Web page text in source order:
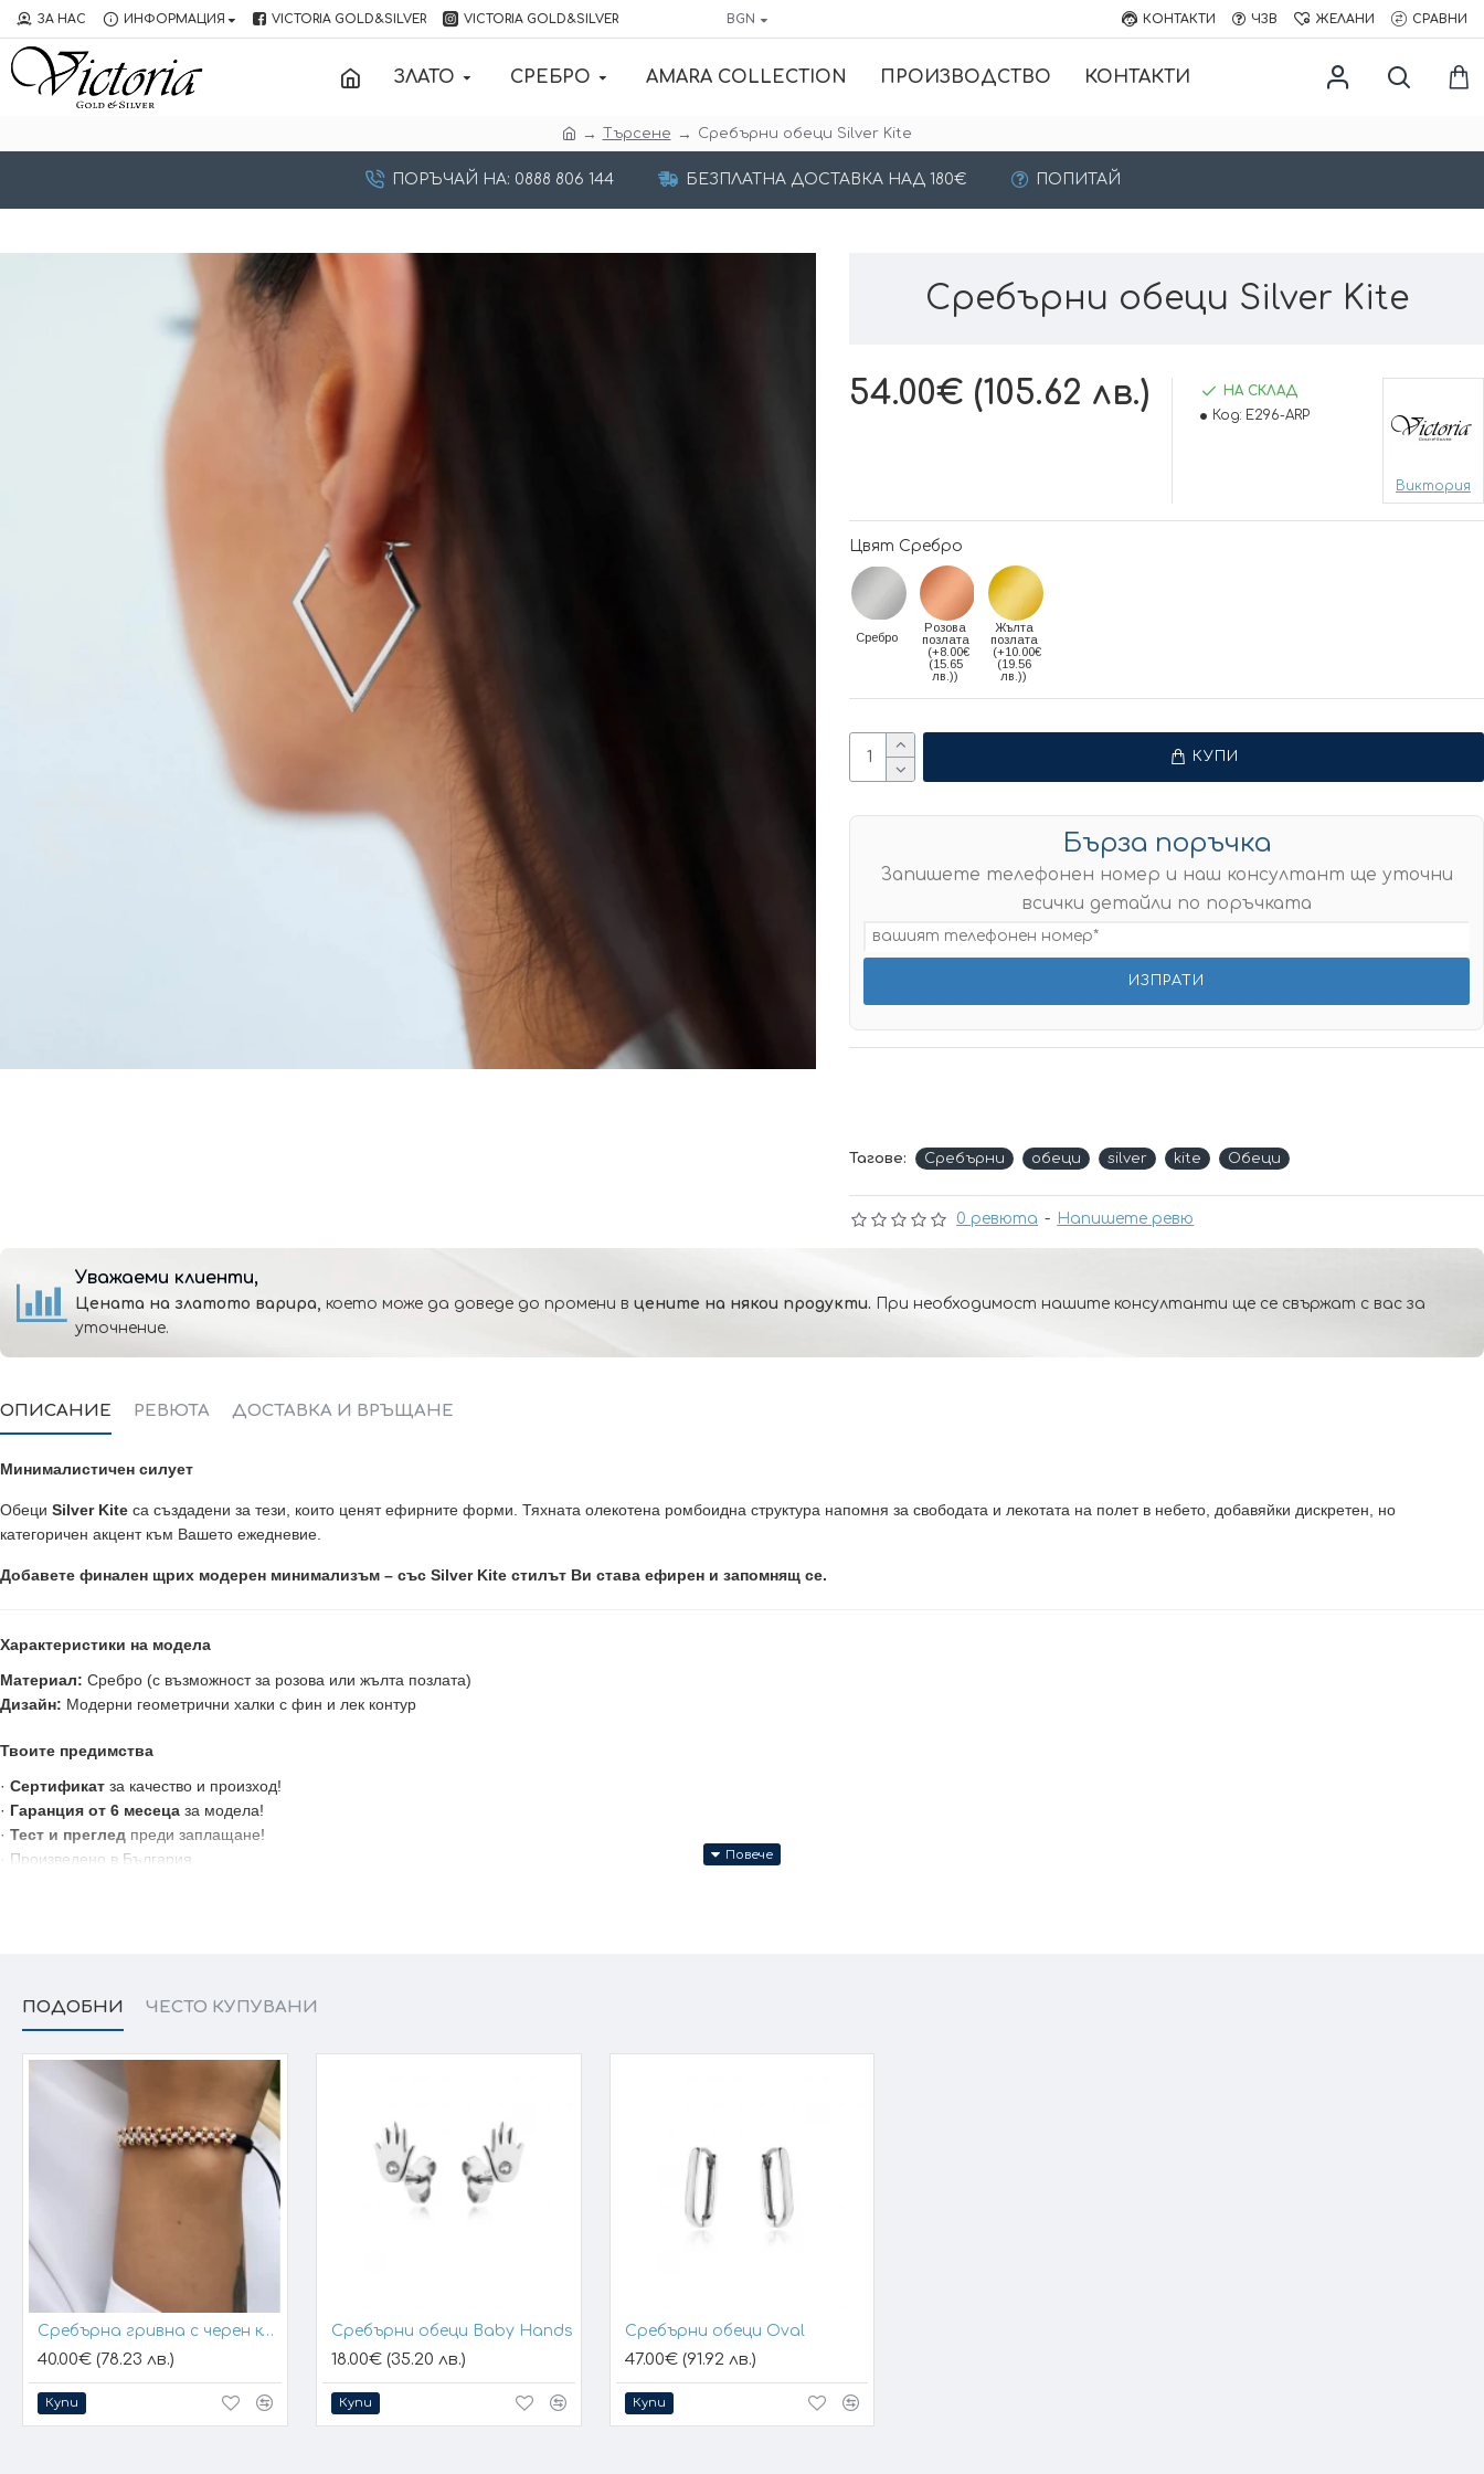
ЗА НАС ИНФОРМАЦИЯ VICTORIA GOLD&SILVER VICTORIA GOLD&SILVER BGN КОНТАКТИ ЧЗВ ЖЕЛАНИ СРАВНИ
ЗЛАТО СРЕБРО AMARA COLLECTION ПРОИЗВОДСТВО КОНТАКТИ
Търсене Сребърни обеци Silver Kite
ПОРЪЧАЙ НА: 0888 806 144 БЕЗПЛАТНА ДОСТАВКА НАД 180€ ПОПИТАЙ
Сребърни обеци Silver Kite
0 ревюта - Напишете ревю
54.00€ (105.62 лв.)
НА СКЛАД
Код: E296-ARP
Виктория
Цвят Сребро
Сребро
Розова
позлата
(+8.00€
(15.65
лв.))
Жълта
позлата
(+10.00€
(19.56
лв.))
КУПИ
Бърза поръчка
Запишете телефонен номер и наш консултант ще уточни
всички детайли по поръчката
Тагове: Сребърни обеци silver kite Обеци
Уважаеми клиенти,
Цената на златото варира, което може да доведе до промени в цените на някои продукти. При необходимост нашите консултанти ще се свържат с вас за
уточнение.
ОПИСАНИЕ РЕВЮТА ДОСТАВКА И ВРЪЩАНЕ
Минималистичен силует
Обеци Silver Kite са създадени за тези, които ценят ефирните форми. Тяхната олекотена ромбоидна структура напомня за свободата и лекотата на полет в небето, добавяйки дискретен, но
категоричен акцент към Вашето ежедневие.
Добавете финален щрих модерен минимализъм – със Silver Kite стилът Ви става ефирен и запомнящ се.
Характеристики на модела
Материал: Сребро (с възможност за розова или жълта позлата)
Дизайн: Модерни геометрични халки с фин и лек контур
Твоите предимства
· Сертификат за качество и произход!
· Гаранция от 6 месеца за модела!
· Тест и преглед преди заплащане!
· Произведено в България
ПОДОБНИ ЧЕСТО КУПУВАНИ
Сребърна гривна с черен конец и позлатени топчета
40.00€ (78.23 лв.)
Купи
Сребърни обеци Baby Hands
18.00€ (35.20 лв.)
Купи
Сребърни обеци Oval
47.00€ (91.92 лв.)
Купи